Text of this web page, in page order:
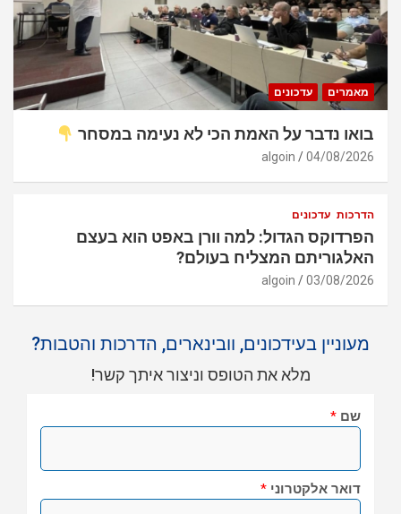
מאמרים עדכונים
בואו נדבר על האמת הכי לא נעימה במסחר
04/08/2026
algoin
הדרכות עדכונים
הפרדוקס הגדול: למה וורן באפט הוא בעצם
האלגוריתם המצליח בעולם?
03/08/2026
algoin
מעוניין בעידכונים, וובינארים, הדרכות והטבות?
מלא את הטופס וניצור איתך קשר!
שם *
דואר אלקטרוני *